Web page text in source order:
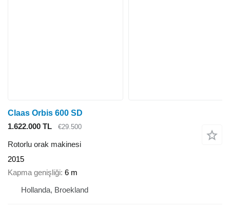
Claas Orbis 600 SD
1.622.000 TL
€29.500
Rotorlu orak makinesi
2015
Kapma genişliği 6 m
Hollanda, Broekland